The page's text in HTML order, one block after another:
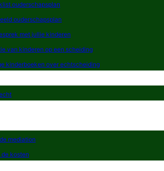
ouderschapsplan
ouderschapsplan
met jullie kinderen
van kinderen op een scheiding
kinderboeken over echtscheiding
mediation
kosten